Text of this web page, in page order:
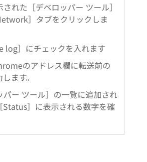
れた［デベロッパー ツール］
］タブをクリックしま
log］にチェックを入れます
のアドレス欄に転送前の
ます。
パー ツール］の一覧に追加され
Status］に表示される数字を確